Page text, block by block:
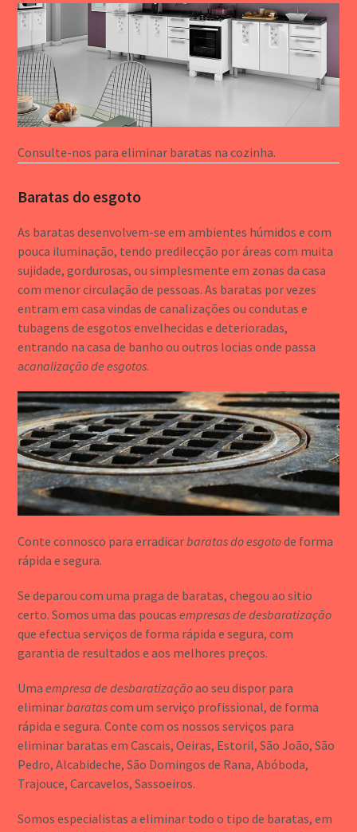
Consulte-nos para eliminar baratas na cozinha.
Baratas do esgoto
As baratas desenvolvem-se em ambientes húmidos e com
pouca iluminação, tendo predilecção por áreas com muita
sujidade, gordurosas, ou simplesmente em zonas da casa
com menor circulação de pessoas. As baratas por vezes
entram em casa vindas de canalizações ou condutas e
tubagens de esgotos envelhecidas e deterioradas,
entrando na casa de banho ou outros locias onde passa
acanalização de esgotos.
Conte connosco para erradicarbaratas do esgotode forma
rápida e segura.
Se deparou com uma praga de baratas, chegou ao sitio
certo. Somos uma das poucasempresas de desbaratização
que efectua serviços de forma rápida e segura, com
garantia de resultados e aos melhores preços.
Umaempresa de desbaratizaçãoao seu dispor para
eliminarbaratascom um serviço profissional, de forma
rápida e segura. Conte com os nossos serviços para
eliminar baratas em Cascais, Oeiras, Estoril, São João, São
Pedro, Alcabideche, São Domingos de Rana, Abóboda,
Trajouce, Carcavelos, Sassoeiros.
Somos especialistas a eliminar todo o tipo de baratas, em